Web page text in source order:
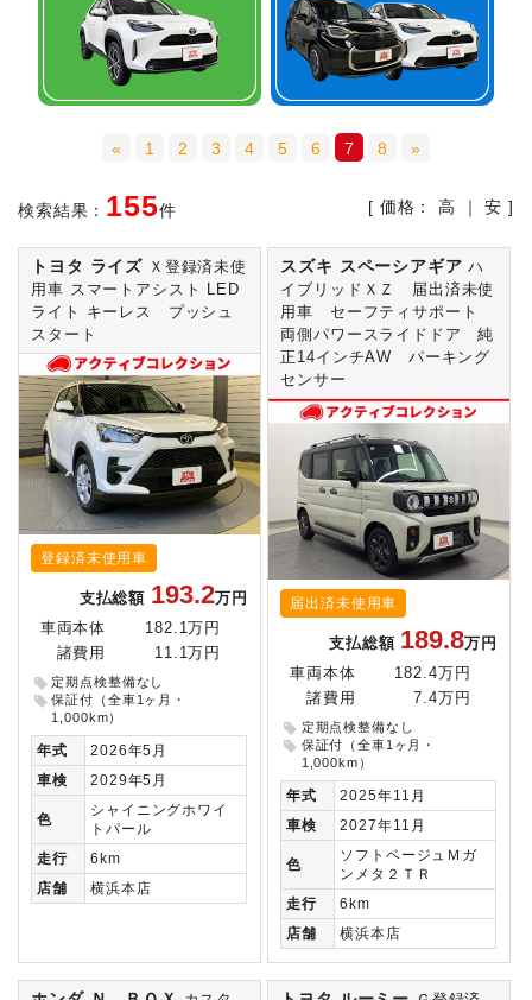
« 1 2 3 4 5 6 7 8 »
[ 価格：高 ｜安 ]
検索結果： 155件
トヨタ ライズ Ｘ登録済未使
用車 スマートアシスト LED
ライト キーレス プッシュ
スタート
登録済未使用車
支払総額 193.2万円
車両本体
182.1万円
諸費用
11.1万円
定期点検整備なし
保証付（全車1ヶ月・
1,000km）
年式
2026年5月
車検
2029年5月
色
シャイニングホワイ
トパール
走行
6km
店舗
横浜本店
スズキ スペーシアギアハ
イブリッドＸＺ 届出済未使
用車 セーフティサポート
両側パワースライドドア 純
正14インチAW パーキング
センサー
届出済未使用車
支払総額 189.8万円
車両本体
182.4万円
諸費用
7.4万円
定期点検整備なし
保証付（全車1ヶ月・
1,000km）
年式
2025年11月
車検
2027年11月
色
ソフトベージュＭガ
ンメタ２ＴＲ
走行
6km
店舗
横浜本店